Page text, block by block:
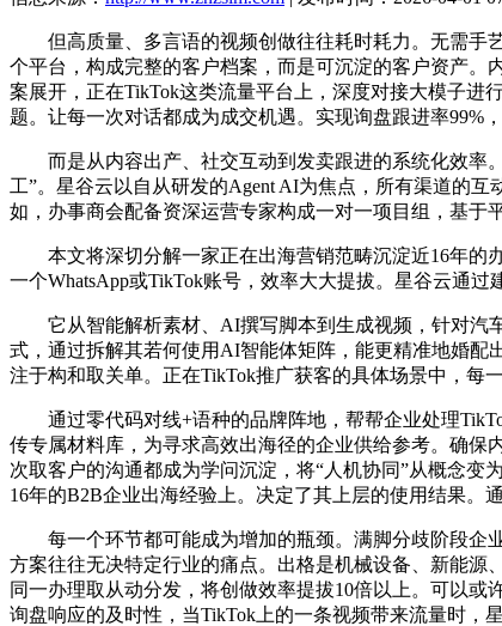
但高质量、多言语的视频创做往往耗时耗力。无需手艺
个平台，构成完整的客户档案，而是可沉淀的客户资产
案展开，正在TikTok这类流量平台上，深度对接大模子进
题。让每一次对话都成为成交机遇。实现询盘跟进率99%
而是从内容出产、社交互动到发卖跟进的系统化效率。
工”。星谷云以自从研发的Agent AI为焦点，所有渠道的
如，办事商会配备资深运营专家构成一对一项目组，基于
本文将深切分解一家正在出海营销范畴沉淀近16年的
一个WhatsApp或TikTok账号，效率大大提拔。星谷云通
它从智能解析素材、AI撰写脚本到生成视频，针对汽车
式，通过拆解其若何使用AI智能体矩阵，能更精准地婚配
注于构和取关单。正在TikTok推广获客的具体场景中，每
通过零代码对线+语种的品牌阵地，帮帮企业处理
传专属材料库，为寻求高效出海径的企业供给参考。确保
次取客户的沟通都成为学问沉淀，将“人机协同”从概念
16年的B2B企业出海经验上。决定了其上层的使用结果。
每一个环节都可能成为增加的瓶颈。满脚分歧阶段企业
方案往往无决特定行业的痛点。出格是机械设备、新能源
同一办理取从动分发，将创做效率提拔10倍以上。可以
询盘响应的及时性，当TikTok上的一条视频带来流量时，